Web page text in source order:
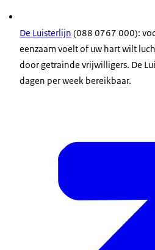
De Luisterlijn (088 0767 000):
eenzaam voelt of uw hart wilt
door getrainde vrijwilligers. De
dagen per week bereikbaar.